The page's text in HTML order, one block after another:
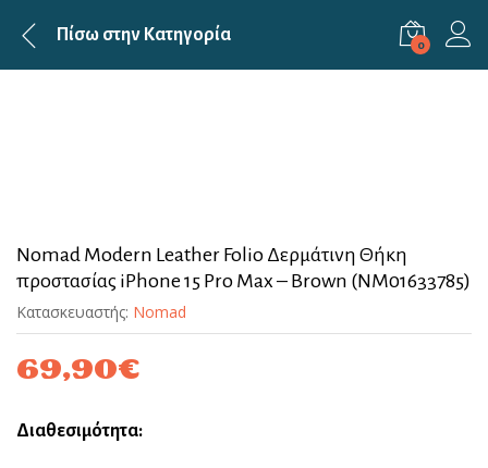
Πίσω στην Κατηγορία 0
Nomad Modern Leather Folio Δερμάτινη Θήκη
προστασίας iPhone 15 Pro Max – Brown (NM01633785)
Κατασκευαστής: Nomad
69,90€
Διαθεσιμότητα: